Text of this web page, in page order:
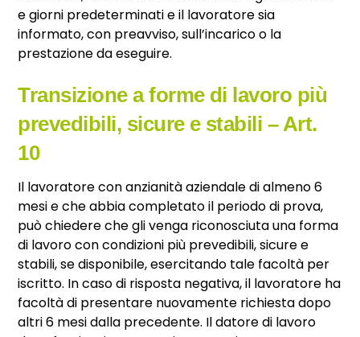
e giorni predeterminati e il lavoratore sia
informato, con preavviso, sull’incarico o la
prestazione da eseguire.
Transizione a forme di lavoro più
prevedibili, sicure e stabili – Art.
10
Il lavoratore con anzianità aziendale di almeno 6
mesi e che abbia completato il periodo di prova,
può chiedere che gli venga riconosciuta una forma
di lavoro con condizioni più prevedibili, sicure e
stabili, se disponibile, esercitando tale facoltà per
iscritto. In caso di risposta negativa, il lavoratore ha
facoltà di presentare nuovamente richiesta dopo
altri 6 mesi dalla precedente. Il datore di lavoro